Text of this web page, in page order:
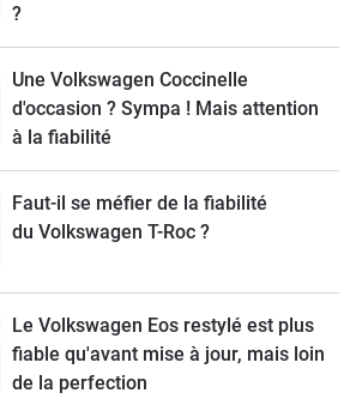
?
Une Volkswagen Coccinelle
d'occasion ? Sympa ! Mais attention
à la fiabilité
Faut-il se méfier de la fiabilité
du Volkswagen T-Roc ?
Le Volkswagen Eos restylé est plus
fiable qu'avant mise à jour, mais loin
de la perfection